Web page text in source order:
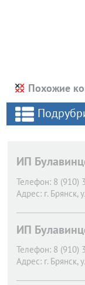
Похожие
ИП
Телефон: 8 (910)
Адрес: г. Брянск,
ИП
Телефон: 8 (910)
Адрес: г. Брянск,